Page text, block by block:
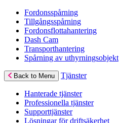
Fordonsspårning
Tillgångsspårning
Fordonsflottahantering
Dash Cam
Transporthantering
Spårning av uthyrningsobjekt
Back to Menu Tjänster
Hanterade tjänster
Professionella tjänster
Supporttjänster
Lösningar för driftsäkerhet